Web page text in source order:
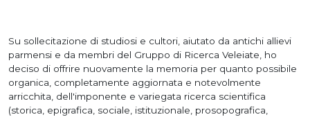
Su sollecitazione di studiosi e cultori, aiutato da antichi allievi
parmensi e da membri del Gruppo di Ricerca Veleiate, ho
deciso di offrire nuovamente la memoria per quanto possibile
organica, completamente aggiornata e notevolmente
arricchita, dell'imponente e variegata ricerca scientifica
(storica, epigrafica, sociale, istituzionale, prosopografica,